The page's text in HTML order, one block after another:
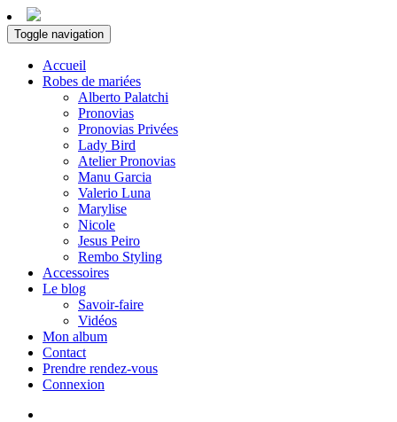
Toggle navigation
Accueil
Robes de mariées
Alberto Palatchi
Pronovias
Pronovias Privées
Lady Bird
Atelier Pronovias
Manu Garcia
Valerio Luna
Marylise
Nicole
Jesus Peiro
Rembo Styling
Accessoires
Le blog
Savoir-faire
Vidéos
Mon album
Contact
Prendre rendez-vous
Connexion